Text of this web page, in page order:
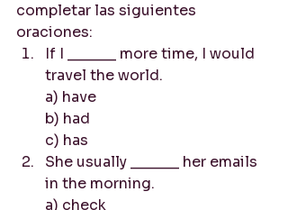
completar las siguientes
oraciones:
If I ______ more time, I would
travel the world.
a) have
b) had
c) has
She usually ______ her emails
in the morning.
a) check